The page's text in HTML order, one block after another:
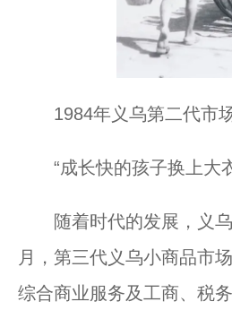
1984年义乌第二代市
“成长快的孩子换上大
随着时代的发展，义乌
月，第三代义乌小商品市
综合商业服务及工商、税